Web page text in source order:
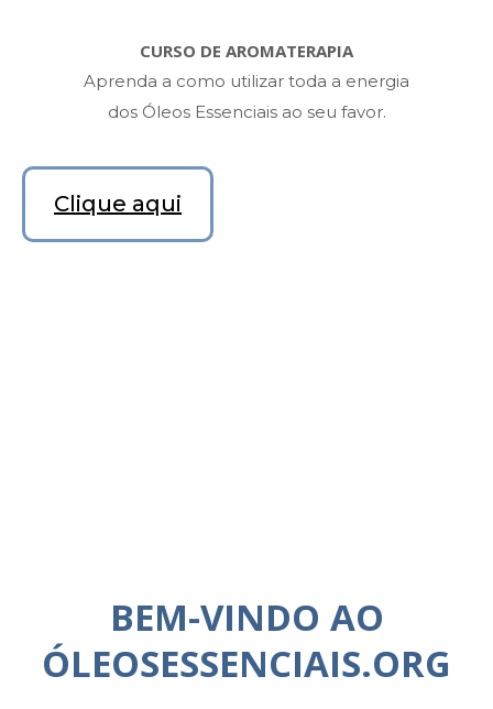
CURSO DE AROMATERAPIA
Aprenda a como utilizar toda a energia
dos Óleos Essenciais ao seu favor.
Clique aqui
BEM-VINDO AO
ÓLEOSESSENCIAIS.ORG